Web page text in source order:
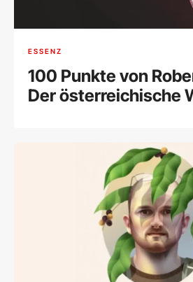
ESSENZ
100 Punkte von
Der österreichische